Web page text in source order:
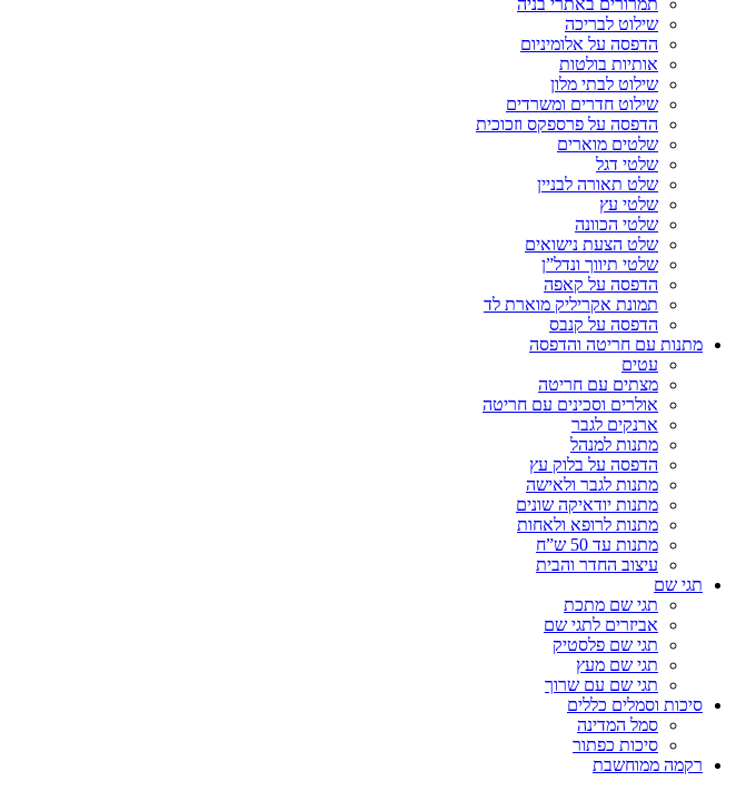
תמרורים באתרי בניה
שילוט לבריכה
הדפסה על אלומיניום
אותיות בולטות
שילוט לבתי מלון
שילוט חדרים ומשרדים
הדפסה על פרספקס וזכוכית
שלטים מוארים
שלטי דגל
שלט תאורה לבניין
שלטי עץ
שלטי הכוונה
שלט הצעת נישואים
שלטי תיווך ונדל”ן
הדפסה על קאפה
תמונת אקריליק מוארת לד
הדפסה על קנבס
מתנות עם חריטה והדפסה
עטים
מצתים עם חריטה
אולרים וסכינים עם חריטה
ארנקים לגבר
מתנות למנהל
הדפסה על בלוק עץ
מתנות לגבר ולאישה
מתנות יודאיקה שונים
מתנות לרופא ולאחות
מתנות עד 50 ש”ח
עיצוב החדר והבית
תגי שם
תגי שם מתכת
אביזרים לתגי שם
תגי שם פלסטיק
תגי שם מעץ
תגי שם עם שרוך
סיכות וסמלים כללים
סמל המדינה
סיכות כפתור
רקמה ממוחשבת